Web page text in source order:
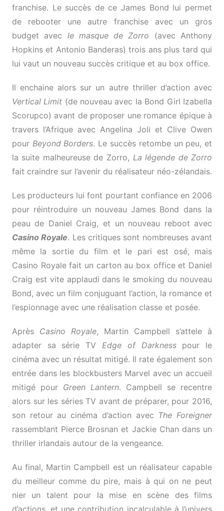
franchise. Le succès de ce James Bond lui permet
de rebooter une autre franchise avec un gros
budget avec le masque de Zorro (avec Anthony
Hopkins et Antonio Banderas) trois ans plus tard qui
lui vaut un nouveau succès critique et au box office.
Il enchaine alors sur un autre thriller d’action avec
Vertical Limit (de nouveau avec la Bond Girl Izabella
Scorupco) avant de proposer une romance épique à
travers l’Afrique avec Angelina Joli et Clive Owen
pourBeyond Borders. Le succès retombe un peu, et
la suite malheureuse de Zorro, La légende de Zorro
fait craindre sur l’avenir du réalisateur néo-zélandais.
Les producteurs lui font pourtant confiance en 2006
pour réintroduire un nouveau James Bond dans la
peau de Daniel Craig, et un nouveau reboot avec
Casino Royale. Les critiques sont nombreuses avant
même la sortie du film et le pari est osé, mais
Casino Royale fait un carton au box office et Daniel
Craig est vite applaudi dans le smoking du nouveau
Bond, avec un film conjuguant l’action, la romance et
l’espionnage avec une réalisation classe et posée.
Après Casino Royale, Martin Campbell s’attele à
adapter sa série TV Edge of Darknesspour le
cinéma avec un résultat mitigé. Il rate également son
entrée dans les blockbusters Marvel avec un accueil
mitigé pour Green Lantern. Campbell se recentre
alors sur les séries TV avant de préparer, pour 2016,
son retour au cinéma d’action avec The Foreigner
rassemblant Pierce Brosnan et Jackie Chan dans un
thriller irlandais autour de la vengeance.
Au final, Martin Campbell est un réalisateur capable
du meilleur comme du pire, mais à qui on ne peut
nier un talent pour la mise en scène des films
d’actions, et une contribution incalculable à l’univers